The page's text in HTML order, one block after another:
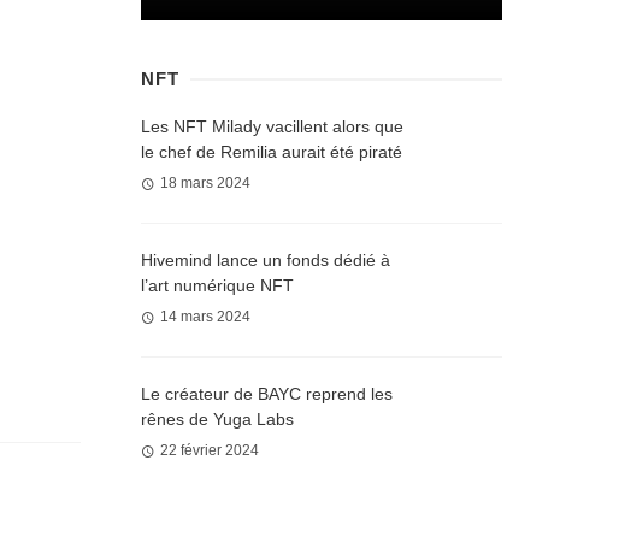
NFT
Les NFT Milady vacillent alors que
le chef de Remilia aurait été piraté
18 mars 2024
Hivemind lance un fonds dédié à
l’art numérique NFT
14 mars 2024
Le créateur de BAYC reprend les
rênes de Yuga Labs
22 février 2024